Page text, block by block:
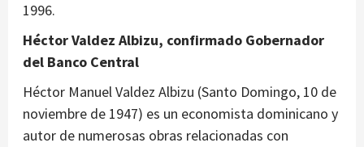
1996.
Héctor Valdez Albizu, confirmado Gobernador
del Banco Central
Héctor Manuel Valdez Albizu (Santo Domingo, 10 de
noviembre de 1947) es un economista dominicano y
autor de numerosas obras relacionadas con